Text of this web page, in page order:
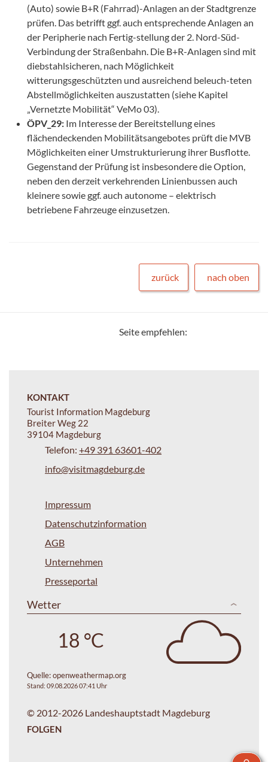
(Auto) sowie B+R (Fahrrad)-Anlagen an der Stadtgrenze
prüfen. Das betrifft ggf. auch entsprechende Anlagen an
der Peripherie nach Fertig-stellung der 2. Nord-Süd-
Verbindung der Straßenbahn. Die B+R-Anlagen sind mit
diebstahlsicheren, nach Möglichkeit
witterungsgeschützten und ausreichend beleuch-teten
Abstellmöglichkeiten auszustatten (siehe Kapitel
„Vernetzte Mobilität“ VeMo 03).
ÖPV_29: Im Interesse der Bereitstellung eines
flächendeckenden Mobilitätsangebotes prüft die MVB
Möglichkeiten einer Umstrukturierung ihrer Busflotte.
Gegenstand der Prüfung ist insbesondere die Option,
neben den derzeit verkehrenden Linienbussen auch
kleinere sowie ggf. auch autonome – elektrisch
betriebene Fahrzeuge einzusetzen.
zurück nach oben
Seite empfehlen:
KONTAKT
Tourist Information Magdeburg
Breiter Weg 22
39104 Magdeburg
Telefon: +49 391 63601-402
info@visitmagdeburg.de
Impressum
Datenschutzinformation
AGB
Unternehmen
Presseportal
Wetter
18 °C
Quelle:openweathermap.org
Stand: 09.08.2026 07:41 Uhr
© 2012-2026 Landeshauptstadt Magdeburg
FOLGEN